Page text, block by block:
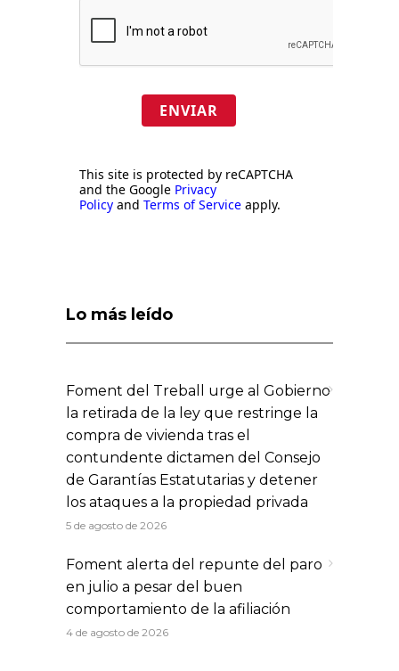
ENVIAR
This site is protected by reCAPTCHA
and the Google Privacy
Policy and Terms of Service apply.
Lo más leído
Foment del Treball urge al Gobierno
la retirada de la ley que restringe la
compra de vivienda tras el
contundente dictamen del Consejo
de Garantías Estatutarias y detener
los ataques a la propiedad privada
5 de agosto de 2026
Foment alerta del repunte del paro
en julio a pesar del buen
comportamiento de la afiliación
4 de agosto de 2026